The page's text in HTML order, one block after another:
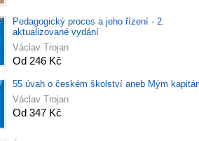
Pedagogický proces a jeho řízení - 2.
aktualizované vydání
Václav Trojan
Od 246 Kč
55 úvah o českém školství aneb Mým
Václav Trojan
Od 347 Kč